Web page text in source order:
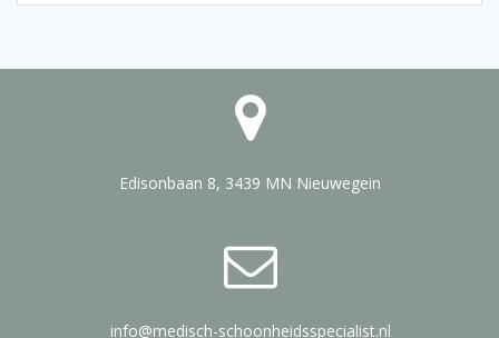
Edisonbaan 8, 3439 MN Nieuwegein
info@medisch-schoonheidsspecialist.nl